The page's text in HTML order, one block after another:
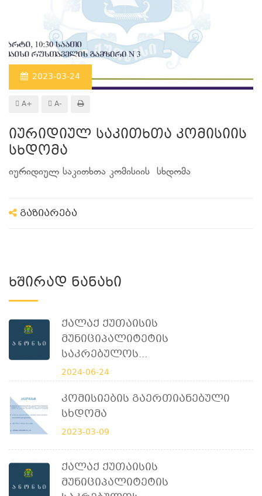
2023-03-24
A+ A-
იურიდიულ საკითხთა კომისიის
სხდომა
იურიდიულ საკითხთა კომისიის სხდომა
გაზიარება
Ხშირად Ნანახი
Ქალაქ Ქუთაისის
Მუნიციპალიტეტის
Საკრებულოს...
2024-06-24
Კომისიების Გაერთიანებული
Სხდომა
2023-03-09
Ქალაქ Ქუთაისის
Მუნიციპალიტეტის